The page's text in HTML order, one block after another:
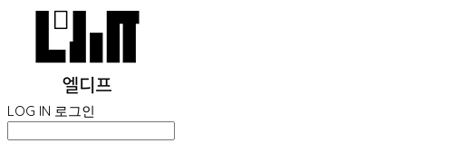
LOG IN 로그인